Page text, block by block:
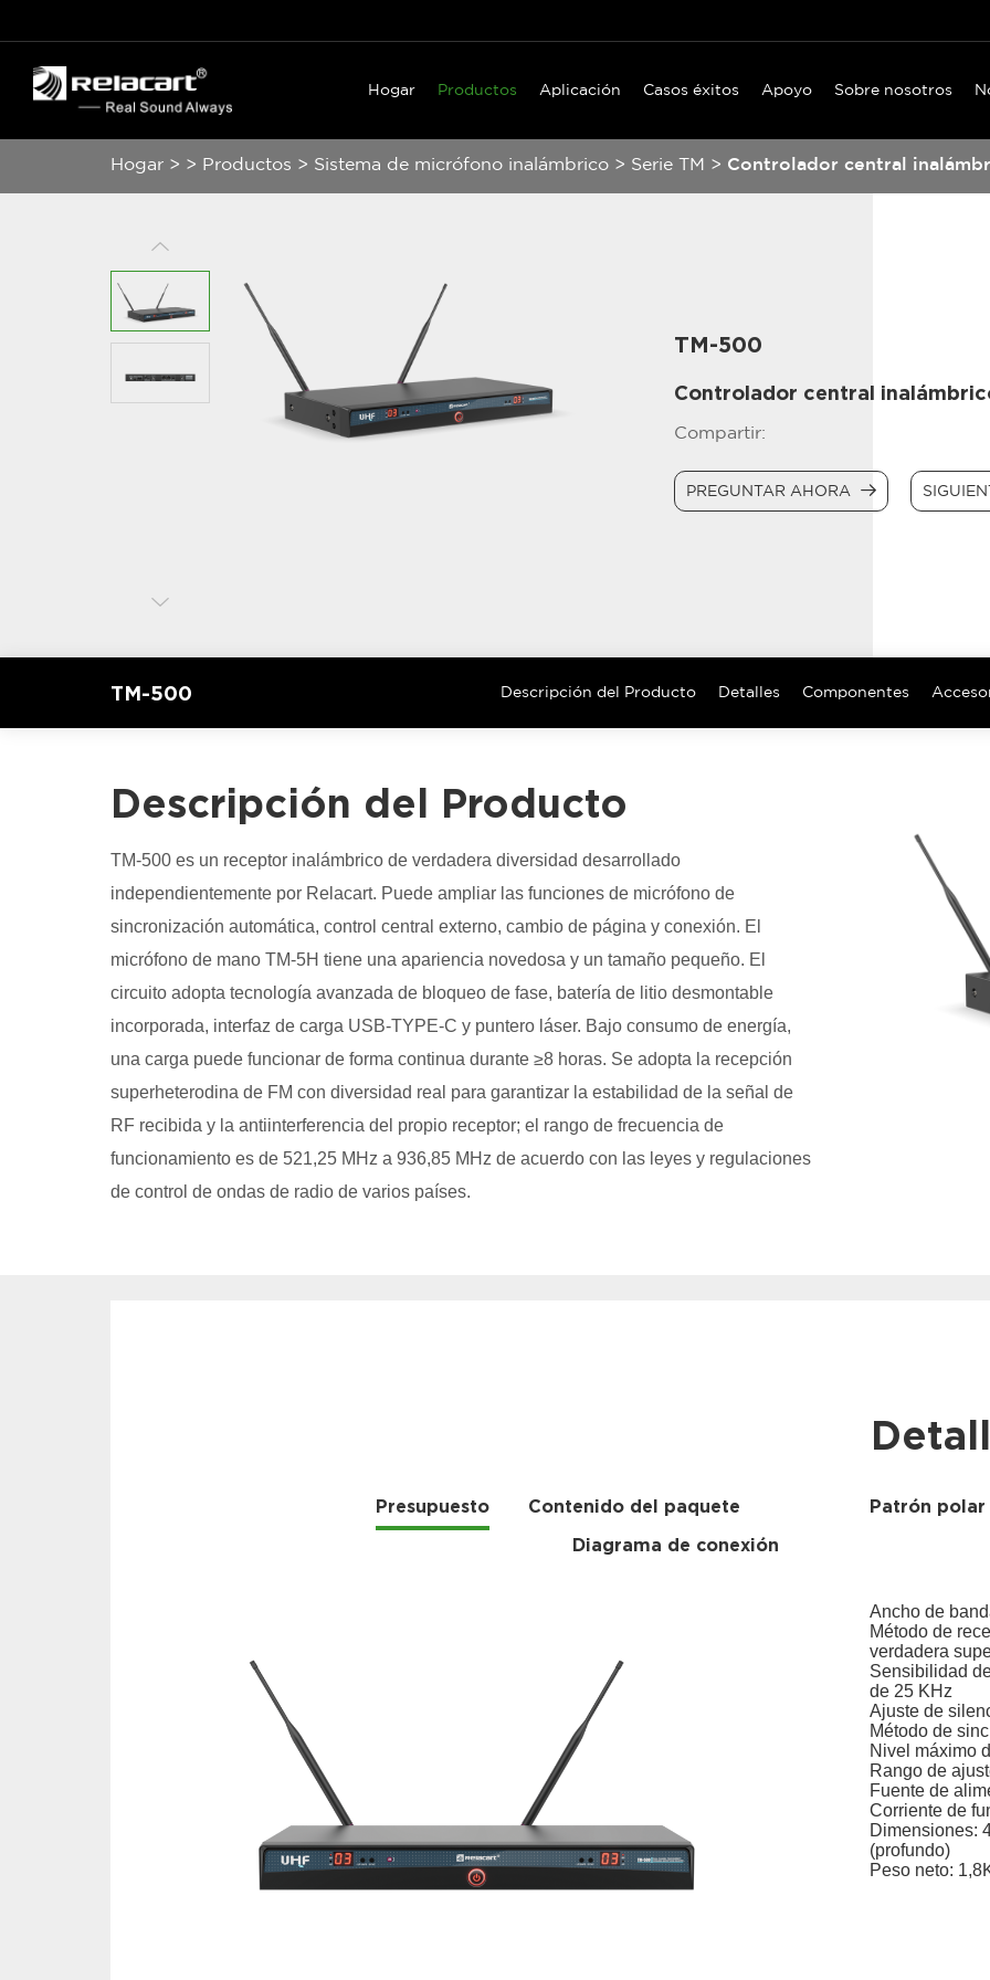
Hogar Productos Aplicación Casos éxitos Apoyo Sobre nosotros
Hogar > > Productos > Sistema de micrófono inalámbrico > Serie TM > Controlador central
TM-500
Controlador central
Compartir:
PREGUNTAR AHORA
TM-500 Descripción del Producto Detalles Componentes
Descripción del Producto
TM-500 es un receptor inalámbrico de verdadera diversidad desarrollado
independientemente por Relacart. Puede ampliar las funciones de micrófono de
sincronización automática, control central externo, cambio de página y conexión. El
micrófono de mano TM-5H tiene una apariencia novedosa y un tamaño pequeño. El
circuito adopta tecnología avanzada de bloqueo de fase, batería de litio desmontable
incorporada, interfaz de carga USB-TYPE-C y puntero láser. Bajo consumo de energía,
una carga puede funcionar de forma continua durante ≥8 horas. Se adopta la recepción
superheterodina de FM con diversidad real para garantizar la estabilidad de la señal de
RF recibida y la antiinterferencia del propio receptor; el rango de frecuencia de
funcionamiento es de 521,25 MHz a 936,85 MHz de acuerdo con las leyes y regulaciones
de control de ondas de radio de varios países.
Presupuesto
Contenido del paquete
Diagrama de conexión
Patrón polar
Ancho de
Método de
verdadera
Sensibilidad
de 25 KHz
Ajuste de
Método de
Nivel máximo
Rango de
Fuente de
Corriente de
Dimensiones:
(profundo)
Peso neto: